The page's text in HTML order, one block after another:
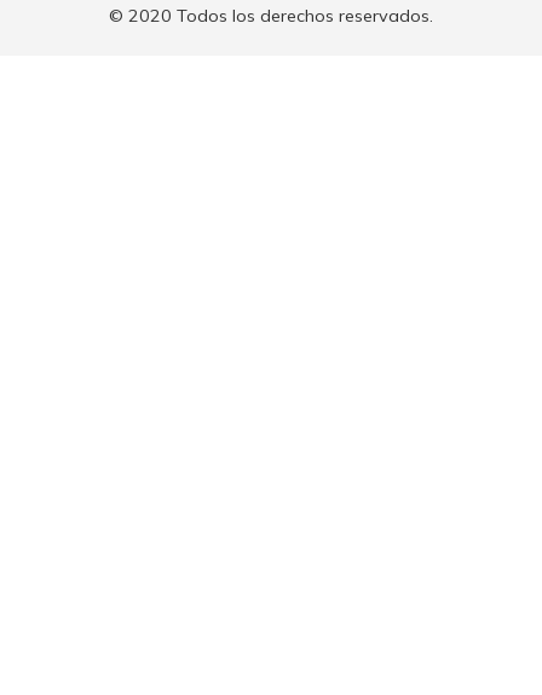
© 2020 Todos los derechos reservados.